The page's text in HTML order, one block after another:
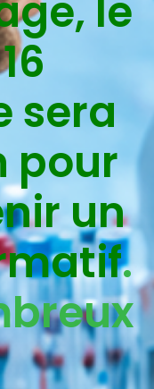
le
sera
pour
un
.